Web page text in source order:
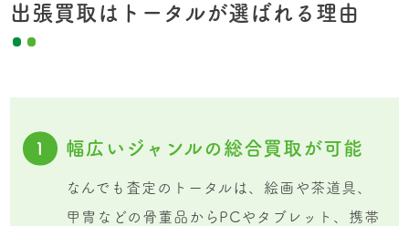
出張買取はトータルが選ばれる理由
1 幅広いジャンルの総合買取が可能
なんでも査定のトータルは、絵画や茶道具、
甲冑などの骨董品からPCやタブレット、携帯